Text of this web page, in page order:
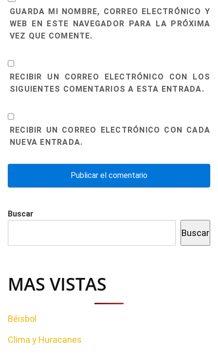
GUARDA MI NOMBRE, CORREO ELECTRÓNICO Y
WEB EN ESTE NAVEGADOR PARA LA PRÓXIMA
VEZ QUE COMENTE.
RECIBIR UN CORREO ELECTRÓNICO CON LOS
SIGUIENTES COMENTARIOS A ESTA ENTRADA.
RECIBIR UN CORREO ELECTRÓNICO CON CADA
NUEVA ENTRADA.
Buscar
Buscar
MAS VISTAS
Béisbol
Clima y Huracanes